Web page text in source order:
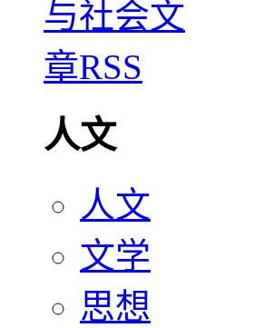
人文
人文
文学
思想